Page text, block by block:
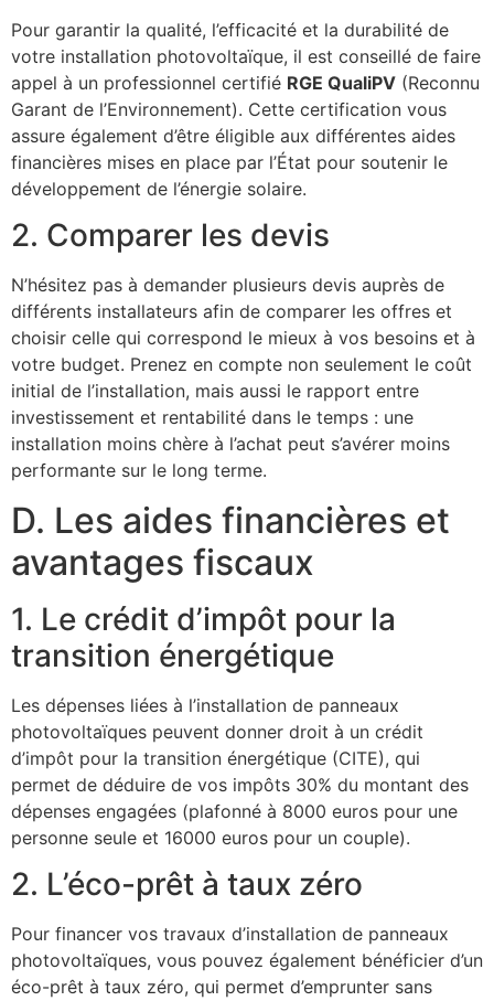
Pour garantir la qualité, l’efficacité et la durabilité de
votre installation photovoltaïque, il est conseillé de faire
appel à un professionnel certifié RGE QualiPV (Reconnu
Garant de l’Environnement). Cette certification vous
assure également d’être éligible aux différentes aides
financières mises en place par l’État pour soutenir le
développement de l’énergie solaire.
2. Comparer les devis
N’hésitez pas à demander plusieurs devis auprès de
différents installateurs afin de comparer les offres et
choisir celle qui correspond le mieux à vos besoins et à
votre budget. Prenez en compte non seulement le coût
initial de l’installation, mais aussi le rapport entre
investissement et rentabilité dans le temps : une
installation moins chère à l’achat peut s’avérer moins
performante sur le long terme.
D. Les aides financières et
avantages fiscaux
1. Le crédit d’impôt pour la
transition énergétique
Les dépenses liées à l’installation de panneaux
photovoltaïques peuvent donner droit à un crédit
d’impôt pour la transition énergétique (CITE), qui
permet de déduire de vos impôts 30% du montant des
dépenses engagées (plafonné à 8000 euros pour une
personne seule et 16000 euros pour un couple).
2. L’éco-prêt à taux zéro
Pour financer vos travaux d’installation de panneaux
photovoltaïques, vous pouvez également bénéficier d’un
éco-prêt à taux zéro, qui permet d’emprunter sans